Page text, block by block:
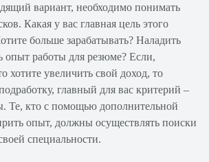
вариант, необходимо понимать
Какая у вас главная цель этого
больше зарабатывать? Наладить
опыт работы для резюме? Если,
хотите увеличить свой доход, то
главный для вас критерий –
Те, кто с помощью дополнительной
опыт, должны осуществлять поиски
специальности.